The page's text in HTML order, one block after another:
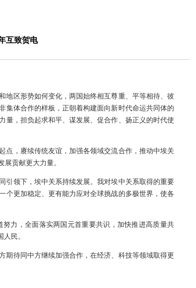
互致贺电
地区形势如何变化，两国始终相互尊重、平等相待、彼
集体合作的样板，正朝着构建面向新时代命运共同体的
量，担负起求和平、谋发展、促合作、扬正义的时代使
点，赓续传统友谊，加强各领域交流合作，推动中埃关
贡献更大力量。
引领下，埃中关系持续发展。我对埃中关系取得的重要
个更加稳定、更有能力应对全球挑战的多极世界，使各
力，全面落实两国元首重要共识，加快推进高质量共
民。
期待同中方继续加强合作，在经济、科技等领域取得更